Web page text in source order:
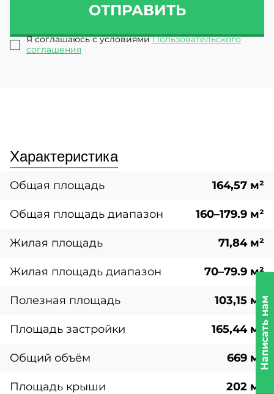
ОТПРАВИТЬ
Я соглашаюсь с условиямиПользовательского
соглашения
Характеристика
Общая площадь 164,57 м²
Общая площадь диапазон 160–179.9 м²
Жилая площадь 71,84 м²
Жилая площадь диапазон 70–79.9 м²
Полезная площадь 103,15 м²
Площадь застройки 165,44 м²
Общий объём 669 м³
Площадь крыши 202 м²
Написать нам